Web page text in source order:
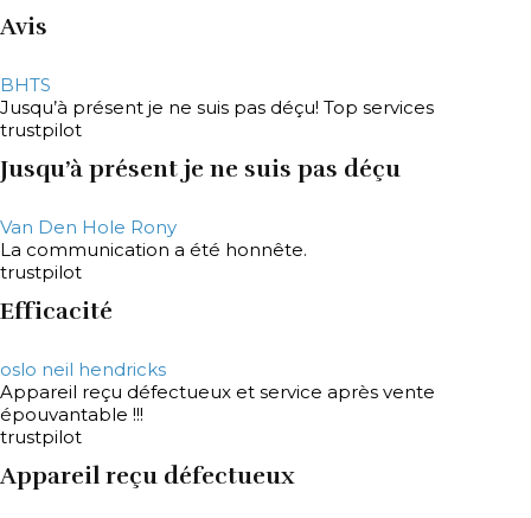
Avis
BHTS
Jusqu’à présent je ne suis pas déçu! Top services
trustpilot
Jusqu’à présent je ne suis pas déçu
Van Den Hole Rony
La communication a été honnête.
trustpilot
Efficacité
oslo neil hendricks
Appareil reçu défectueux et service après vente
épouvantable !!!
trustpilot
Appareil reçu défectueux